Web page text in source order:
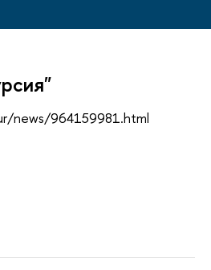
news/964159981.html